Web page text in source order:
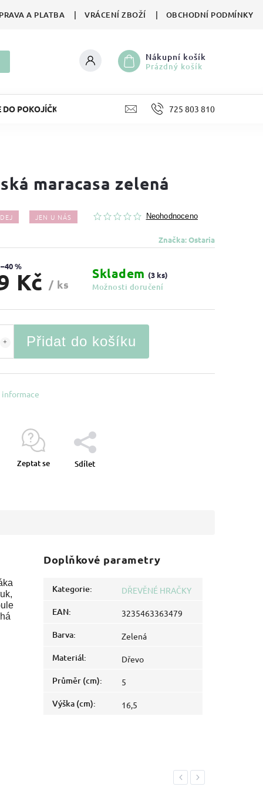
A PLATBA VRÁCENÍ ZBOŽÍ OBCHODNÍ PODMÍNKY
Nákupní košík
Prázdný košík
POKOJÍČKU LIFESTYLE HRAČKY
725 803 810
maracasa zelená
JEN U NÁS Neohodnoceno
Značka:Ostaria
–40 %
Kč / ks
Skladem (3 ks)
Možnosti doručení
Přidat do košíku
Zeptat se Sdílet
Doplňkové parametry
Kategorie: DŘEVĚNÉ HRAČKY
EAN: 3235463363479
Barva: Zelená
Materiál: Dřevo
Průměr (cm): 5
Výška (cm): 16,5
Previous
Next